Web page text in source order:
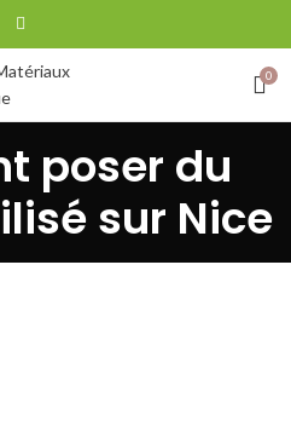
0
poser du
sur Nice